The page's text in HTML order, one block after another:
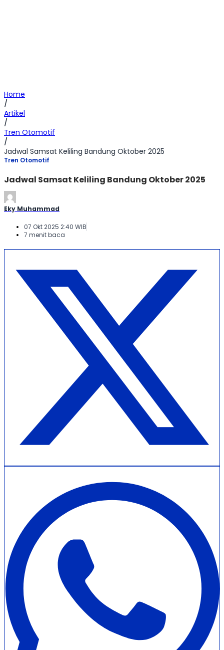
Home
/
Artikel
/
Tren Otomotif
/
Jadwal Samsat Keliling Bandung Oktober 2025
Tren Otomotif
Jadwal Samsat Keliling Bandung Oktober 2025
Eky Muhammad
07 Okt 2025 2:40 WIB
7 menit baca